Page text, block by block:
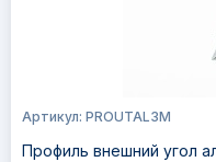
Артикул: PROUTAL3M
Профиль внешний угол